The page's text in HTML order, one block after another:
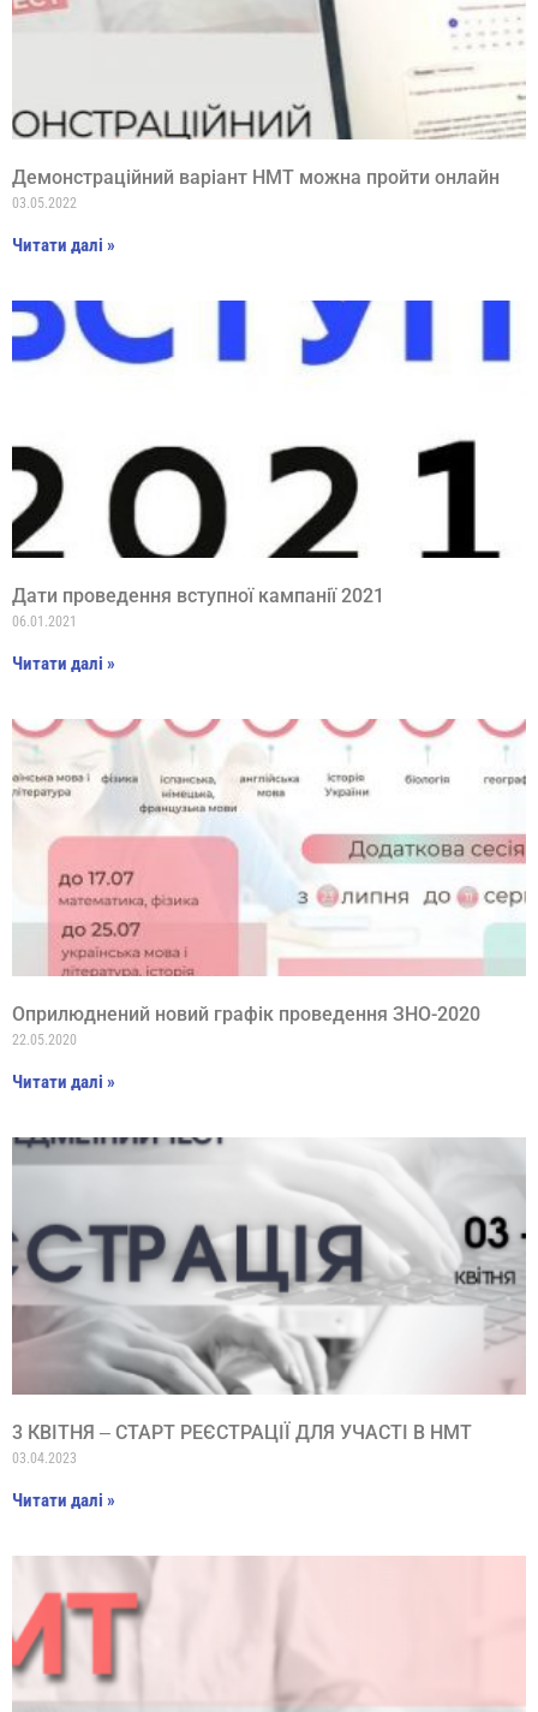
Демонстраційний варіант НМТ можна пройти онлайн
03.05.2022
Читати далі »
Дати проведення вступної кампанії 2021
06.01.2021
Читати далі »
Оприлюднений новий графік проведення ЗНО-2020
22.05.2020
Читати далі »
3 КВІТНЯ ‒ СТАРТ РЕЄСТРАЦІЇ ДЛЯ УЧАСТІ В НМТ
03.04.2023
Читати далі »